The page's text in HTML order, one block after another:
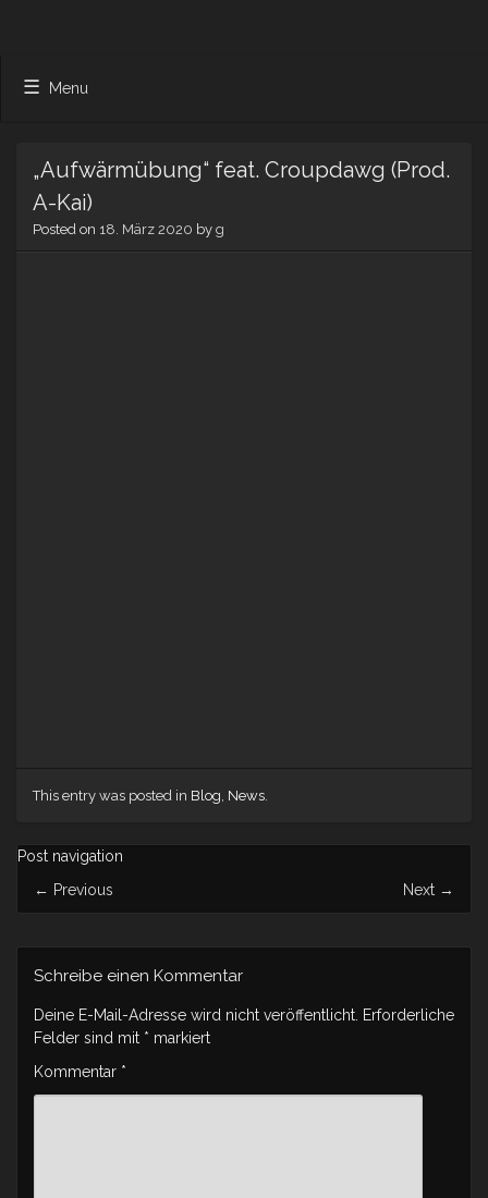
Menu
„Aufwärmübung“ feat. Croupdawg (Prod.
A-Kai)
Posted on 18. März 2020 by g
This entry was posted in Blog, News.
Post navigation
← Previous Next →
Schreibe einen Kommentar
Deine E-Mail-Adresse wird nicht veröffentlicht. Erforderliche
Felder sind mit * markiert
Kommentar *